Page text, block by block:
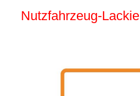
Nutzfahrzeug-